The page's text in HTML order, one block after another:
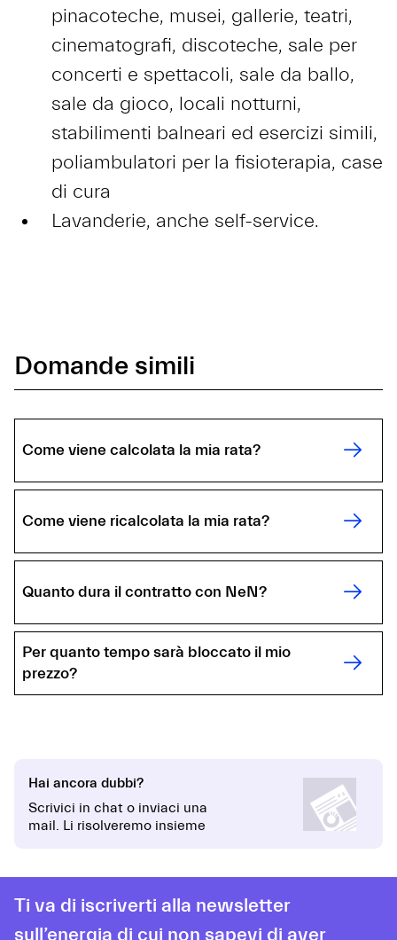
pinacoteche, musei, gallerie, teatri,
cinematografi, discoteche, sale per
concerti e spettacoli, sale da ballo,
sale da gioco, locali notturni,
stabilimenti balneari ed esercizi simili,
poliambulatori per la fisioterapia, case
di cura
Lavanderie, anche self-service.
Domande simili
Come viene calcolata la mia rata?
Come viene ricalcolata la mia rata?
Quanto dura il contratto con NeN?
Per quanto tempo sarà bloccato il mio
prezzo?
Hai ancora dubbi?
Scrivici in chat o inviaci una
mail. Li risolveremo insieme
Ti va di iscriverti alla newsletter
sull’energia di cui non sapevi di aver